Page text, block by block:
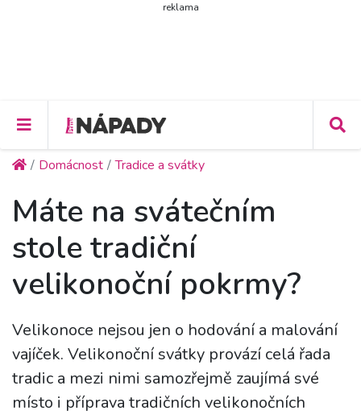
reklama
Domácnost Tradice a svátky
Máte na svátečním
stole tradiční
velikonoční pokrmy?
Velikonoce nejsou jen o hodování a malování
vajíček. Velikonoční svátky provází celá řada
tradic a mezi nimi samozřejmě zaujímá své
místo i příprava tradičních velikonočních